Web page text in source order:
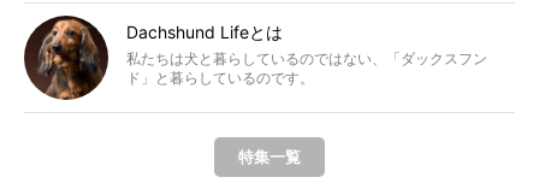
Dachshund Lifeとは
私たちは犬と暮らしているのではない、「ダックスフン
ド」と暮らしているのです。
特集一覧